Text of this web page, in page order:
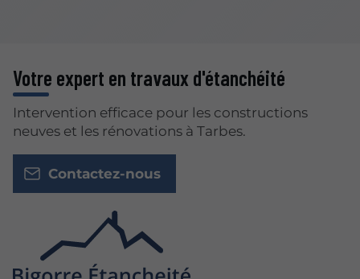
Votre expert en travaux d'étanchéité
Intervention efficace pour les constructions
neuves et les rénovations à Tarbes.
Contactez-nous